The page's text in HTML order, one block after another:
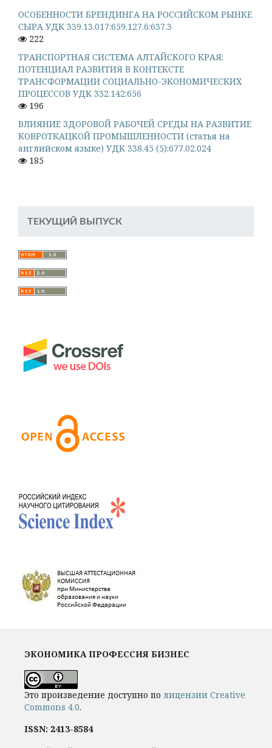
ОСОБЕННОСТИ БРЕНДИНГА НА РОССИЙСКОМ РЫНКЕ
СЫРА УДК 339.13.017:659.127.6:637.3
222
ТРАНСПОРТНАЯ СИСТЕМА АЛТАЙСКОГО КРАЯ:
ПОТЕНЦИАЛ РАЗВИТИЯ В КОНТЕКСТЕ
ТРАНСФОРМАЦИИ СОЦИАЛЬНО-ЭКОНОМИЧЕСКИХ
ПРОЦЕССОВ УДК 332.142:656
196
ВЛИЯНИЕ ЗДОРОВОЙ РАБОЧЕЙ СРЕДЫ НА РАЗВИТИЕ
КОВРОТКАЦКОЙ ПРОМЫШЛЕННОСТИ (статья на
английском языке) УДК 338.45 (5):677.02.024
185
ТЕКУЩИЙ ВЫПУСК
ЭКОНОМИКА ПРОФЕССИЯ БИЗНЕС
Это произведение доступно по лицензии Creative
Commons 4.0.
ISSN: 2413-8584